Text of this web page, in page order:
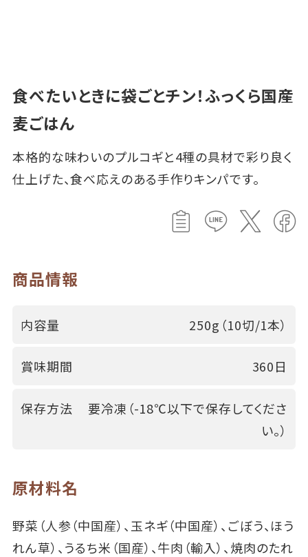
食べたいときに袋ごとチン！ふっくら国産
麦ごはん
本格的な味わいのプルコギと4種の具材で彩り良く
仕上げた、食べ応えのある手作りキンパです。
商品情報
内容量 250g（10切/1本）
賞味期間 360日
保存方法
要冷凍（-18℃以下で保存してくださ
い。）
原材料名
野菜（人参（中国産）、玉ネギ（中国産）、ごぼう、ほう
れん草）、うるち米（国産）、牛肉（輸入）、焼肉のたれ